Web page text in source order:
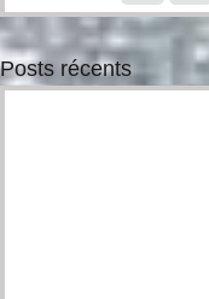
Posts récents